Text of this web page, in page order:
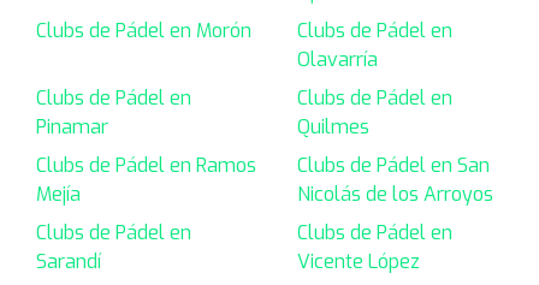
Clubs de Pádel en Morón
Clubs de Pádel en
Olavarría
Clubs de Pádel en
Pinamar
Clubs de Pádel en
Quilmes
Clubs de Pádel en Ramos
Mejía
Clubs de Pádel en San
Nicolás de los Arroyos
Clubs de Pádel en
Sarandí
Clubs de Pádel en
Vicente López